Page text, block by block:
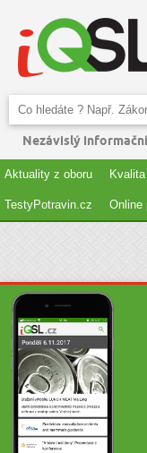
Nezávislý
Aktuality z oboru Kvalita
TestyPotravin.cz Online